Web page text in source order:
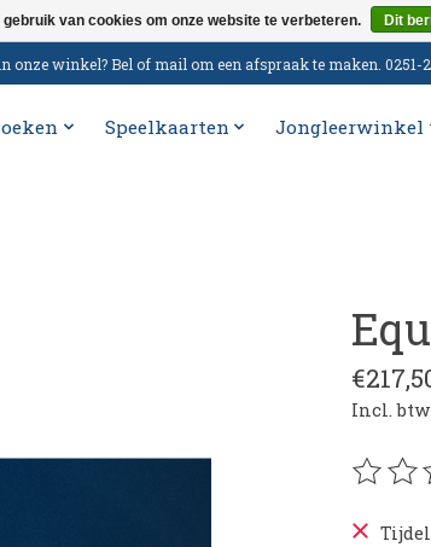
winkel? Bel of mail om een afspraak te maken. 0251-
Speelkaarten Jongleerwinkel
Incl. btw
De
van cookies om onze website te verbeteren. Dit